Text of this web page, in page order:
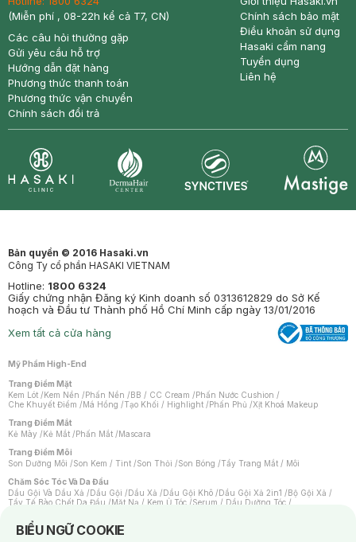
(Miễn phí , 08-22h kể cả T7, CN)
Các câu hỏi thường gặp
Gửi yêu cầu hỗ trợ
Hướng dẫn đặt hàng
Phương thức thanh toán
Phương thức vận chuyển
Chính sách đổi trả
Chính sách bảo mật
Điều khoản sử dụng
Hasaki cẩm nang
Tuyển dụng
Liên hệ
Bản quyền © 2016 Hasaki.vn
Công Ty cổ phần HASAKI VIETNAM
Hotline: 1800 6324
Giấy chứng nhận Đăng ký Kinh doanh số 0313612829 do Sở Kế
hoạch và Đầu tư Thành phố Hồ Chí Minh cấp ngày 13/01/2016
Xem tất cả cửa hàng
Mỹ Phẩm High-End
Trang Điểm Mặt
Kem Lót /Kem Nền /Phấn Nền /BB / CC Cream /Phấn Nước Cushion /
Che Khuyết Điểm /Má Hồng /Tạo Khối / Highlight /Phấn Phủ /Xịt Khoá Makeup
Trang Điểm Mắt
Kẻ Mày /Kẻ Mắt /Phấn Mắt /Mascara
Trang Điểm Môi
Son Dưỡng Môi /Son Kem / Tint /Son Thỏi /Son Bóng /Tẩy Trang Mắt / Môi
Chăm Sóc Tóc Và Da Đầu
Dầu Gội Và Dầu Xả /Dầu Gội /Dầu Xả /Dầu Gội Khô /Dầu Gội Xả 2in1 /Bộ Gội Xả /
Tẩy Tế Bào Chết Da Đầu /Mặt Nạ / Kem Ủ Tóc /Serum / Dầu Dưỡng Tóc /
Máy Sấy Tóc
Lược
BIỂU NGỮ COOKIE
Notice about cookies usage